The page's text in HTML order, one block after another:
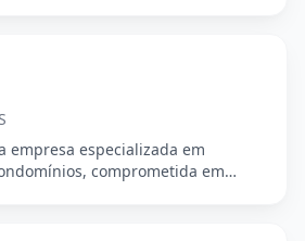
empresa especializada em
comprometida em